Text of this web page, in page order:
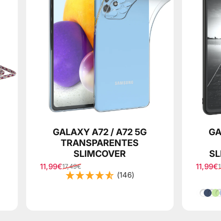
GALAXY A72 / A72 5G
TRANSPARENTES
SLIMCOVER
Verkaufspreis
11,99€
Normaler Preis
17,49€
(146)
11,99€
Matt